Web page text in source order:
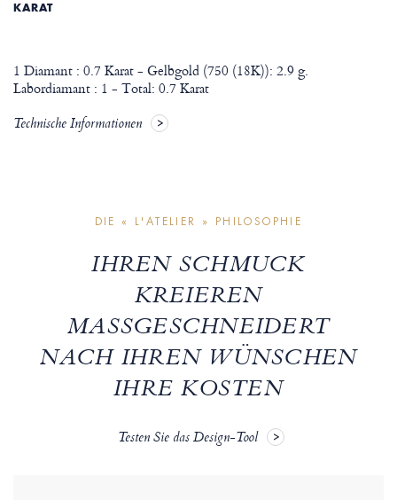
KARAT
1 Diamant : 0.7 Karat - Gelbgold (750 (18K)): 2.9 g.
Labordiamant : 1 - Total: 0.7 Karat
Technische Informationen
DIE « L'ATELIER » PHILOSOPHIE
IHREN SCHMUCK
KREIEREN
MASSGESCHNEIDERT N
ACH IHREN WÜNSCHEN
IHRE KOSTEN
Testen Sie das Design-Tool